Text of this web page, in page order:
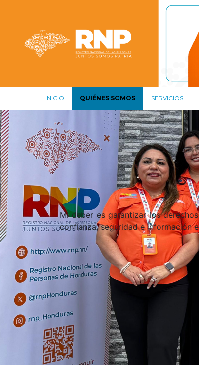
INICIO QUIÉNES SOMOS SERVICIOS
Mi deber es garantizar los
confianza, seguridad e información